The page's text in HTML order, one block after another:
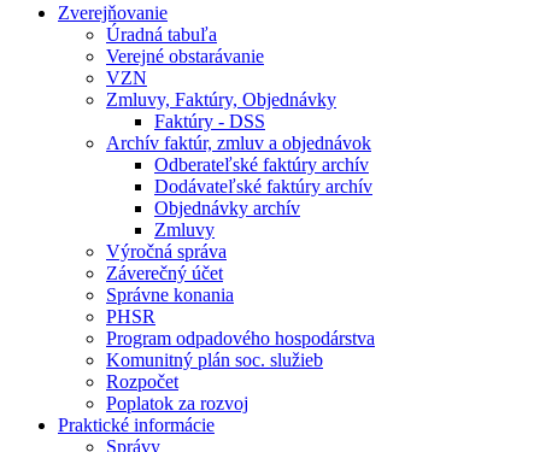
Zverejňovanie
Úradná tabuľa
Verejné obstarávanie
VZN
Zmluvy, Faktúry, Objednávky
Faktúry - DSS
Archív faktúr, zmluv a objednávok
Odberateľské faktúry archív
Dodávateľské faktúry archív
Objednávky archív
Zmluvy
Výročná správa
Záverečný účet
Správne konania
PHSR
Program odpadového hospodárstva
Komunitný plán soc. služieb
Rozpočet
Poplatok za rozvoj
Praktické informácie
Správy